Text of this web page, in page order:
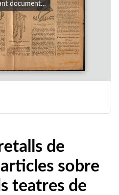
document…
de
sobre
teatres de